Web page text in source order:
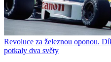
Revoluce za železnou oponou.
potkaly dva světy